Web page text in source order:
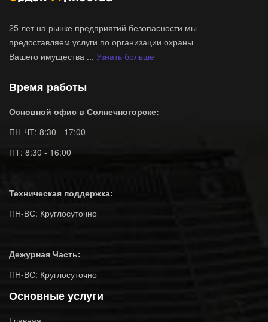
25 лет на рынке предприятий безопасности мы
предоставляем услуги по организации охраны
Вашего имущества ... Узнать больше
Время работы
Основной офис в Солнечногорске:
ПН-ЧТ: 8:30 - 17:00
ПТ: 8:30 - 16:00
Техническая поддержка:
ПН-ВС: Круглосуточно
Дежурная Часть:
ПН-ВС: Круглосуточно
Основные услуги